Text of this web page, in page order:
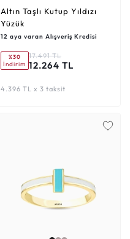
Altın Taşlı Kutup Yıldızı
Yüzük
12 aya varan Alışveriş Kredisi
%30
İndirim
17.491 TL
12.264 TL
4.396 TL x 3 taksit